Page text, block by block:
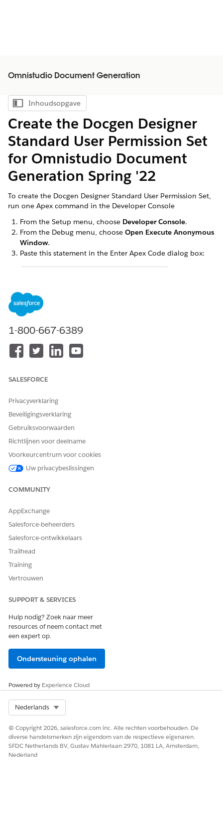
Omnistudio Document Generation
Inhoudsopgave weergeven
Inhoudsopgave
Create the Docgen Designer
Standard User Permission Set
for Omnistudio Document
Generation Spring '22
To create the Docgen Designer Standard User Permission Set,
run one Apex command in the Developer Console
From the Setup menu, choose Developer Console.
From the Debug menu, choose Open Execute Anonymous
Window.
Paste this statement in the Enter Apex Code dialog box:
Select the entire statement.
ClickExecute Highlighted
Assign the permission set to your users.
Laat ons weten wat we kunnen doen om te verbeteren!
1-800-667-6389
SALESFORCE
Privacyverklaring
Beveiligingsverklaring
Gebruiksvoorwaarden
Richtlijnen voor deelname
Voorkeurcentrum voor cookies
Uw privacybeslissingen
COMMUNITY
AppExchange
Salesforce-beheerders
Salesforce-ontwikkelaars
Trailhead
Training
Vertrouwen
SUPPORT & SERVICES
Hulp nodig? Zoek naar meer
resources of neem contact met
een expert op.
Ondersteuning ophalen
Powered by Experience Cloud
Nederlands
© Copyright 2026, salesforce.com inc. Alle rechten voorbehouden. De
diverse handelsmerken zijn eigendom van de respectieve eigenaren.
SFDC Netherlands BV, Gustav Mahlerlaan 2970, 1081 LA, Amsterdam,
Nederland